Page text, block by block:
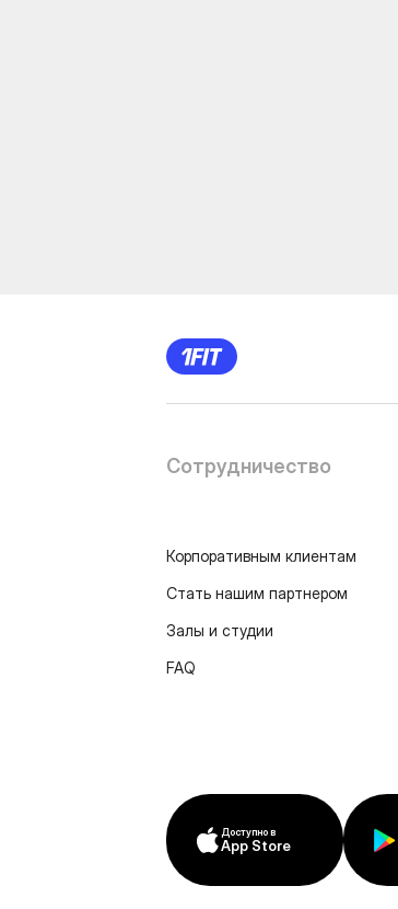
Сотрудничество
Корпоративным клиентам
Стать нашим партнером
Залы и студии
FAQ
Доступно в
App Store